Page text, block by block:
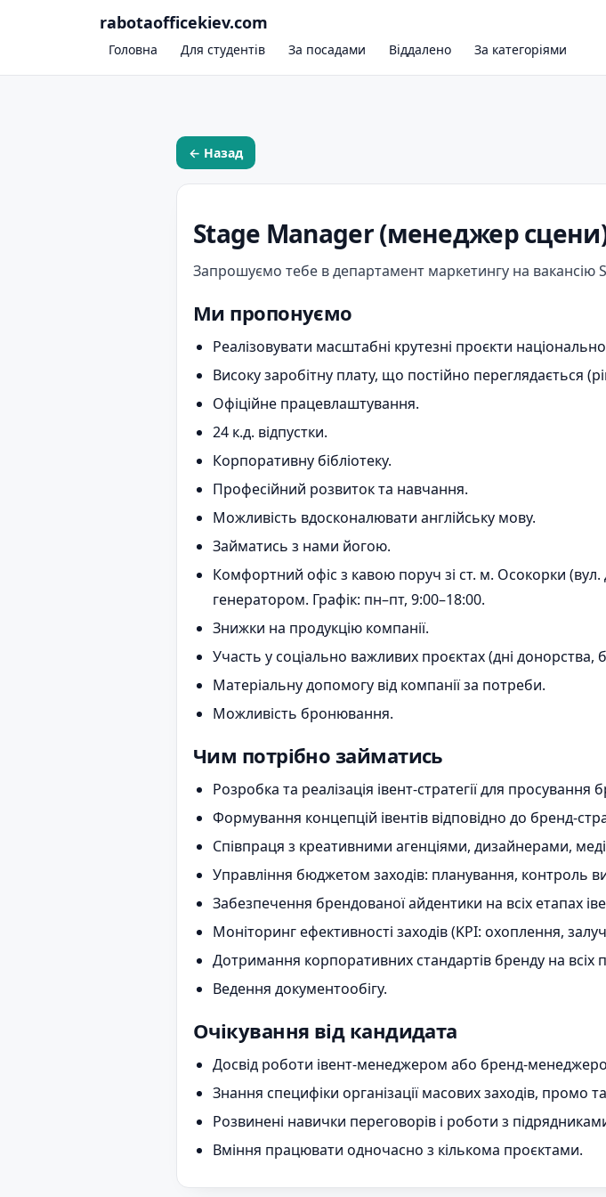
rabotaofficekiev.com
Головна Для студентів За посадами Віддалено За категоріями
← Назад
Stage Manager (менеджер
Запрошуємо тебе в департамент маркетингу на
Ми пропонуємо
Реалізовувати масштабні крутезні проєкти
Високу заробітну плату, що постійно переглядається
Офіційне працевлаштування.
24 к.д. відпустки.
Корпоративну бібліотеку.
Професійний розвиток та навчання.
Можливість вдосконалювати англійську мову.
Займатись з нами йогою.
Комфортний офіс з кавою поруч зі ст. м. Осокорки
генератором. Графік: пн–пт, 9:00–18:00.
Знижки на продукцію компанії.
Участь у соціально важливих проєктах (дні донорства,
Матеріальну допомогу від компанії за потреби.
Можливість бронювання.
Чим потрібно займатись
Розробка та реалізація івент-стратегії для просування
Формування концепцій івентів відповідно до бренд-
Співпраця з креативними агенціями, дизайнерами,
Управління бюджетом заходів: планування, контроль
Забезпечення брендованої айдентики на всіх етапах
Моніторинг ефективності заходів (KPI: охоплення,
Дотримання корпоративних стандартів бренду на всіх
Ведення документообігу.
Очікування від кандидата
Досвід роботи івент-менеджером або бренд-
Знання специфіки організації масових заходів, промо
Розвинені навички переговорів і роботи з
Вміння працювати одночасно з кількома проєктами.